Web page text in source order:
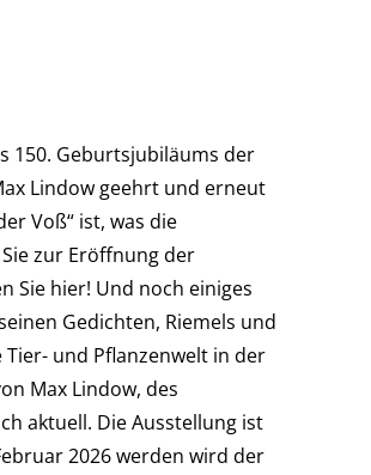
150. Geburtsjubiläums der
Lindow geehrt und erneut
Voß“ ist, was die
zur Eröffnung der
Sie hier! Und noch einiges
Gedichten, Riemels und
und Pflanzenwelt in der
Max Lindow, des
aktuell. Die Ausstellung ist
2026 werden wird der